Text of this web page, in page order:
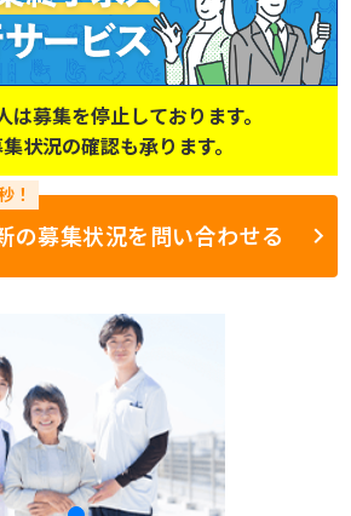
は募集を停止しております。
状況の確認も承ります。
の募集状況を問い合わせる